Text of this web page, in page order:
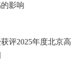
影响
评2025年度北京高